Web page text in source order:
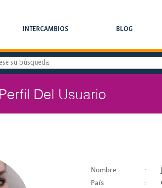
INTERCAMBIOS BLOG
Perfil Del Usuario
Nombre :
País
: